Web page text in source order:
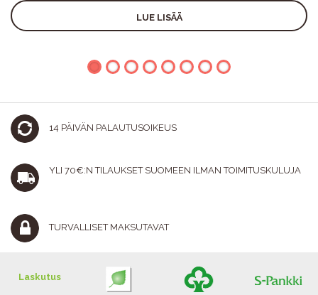
LUE LISÄÄ
14 PÄIVÄN PALAUTUSOIKEUS
YLI 70€:N TILAUKSET SUOMEEN ILMAN TOIMITUSKULUJA
TURVALLISET MAKSUTAVAT
Laskutus